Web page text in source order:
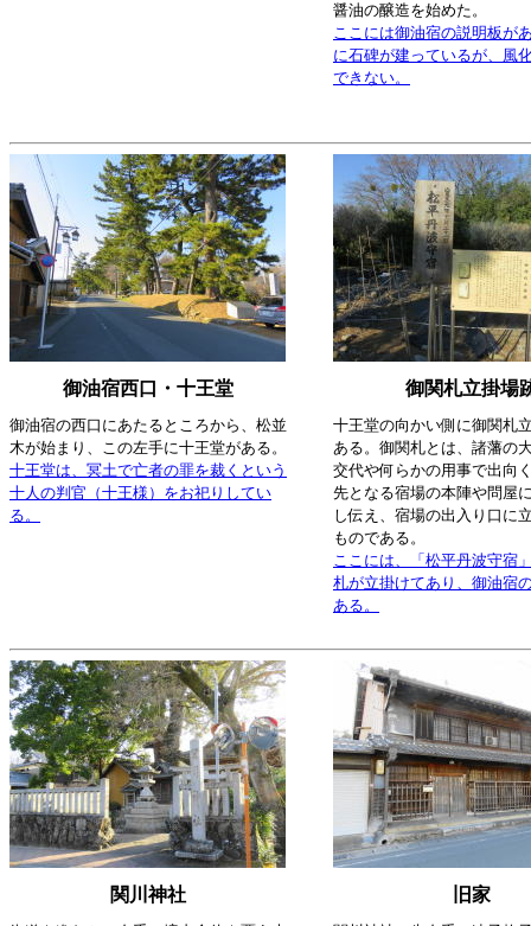
醤油の醸造を始めた。
ここには御油宿の説明板が
に石碑が建っているが、風
できない。
御油宿西口・十王堂 御関札立掛場
御油宿の西口にあたるところから、松並
木が始まり、この左手に十王堂がある。
十王堂は、冥土で亡者の罪を裁くという
十人の判官（十王様）をお祀りしてい
る。
十王堂の向かい側に御関札
ある。御関札とは、諸藩の
交代や何らかの用事で出向
先となる宿場の本陣や問屋
し伝え、宿場の出入り口に
ものである。
ここには、「松平丹波守宿
札が立掛けてあり、御油宿
ある。
関川神社 旧家